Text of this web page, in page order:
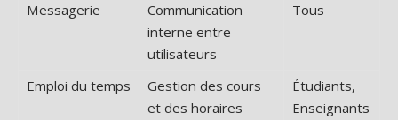
Messagerie
Communication
interne entre
utilisateurs
Tous
Emploi du temps
Gestion des cours
et des horaires
Étudiants,
Enseignants